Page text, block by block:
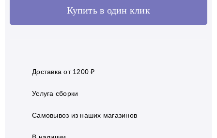
Купить в один клик
Доставка от 1200 ₽
Услуга сборки
Самовывоз из наших магазинов